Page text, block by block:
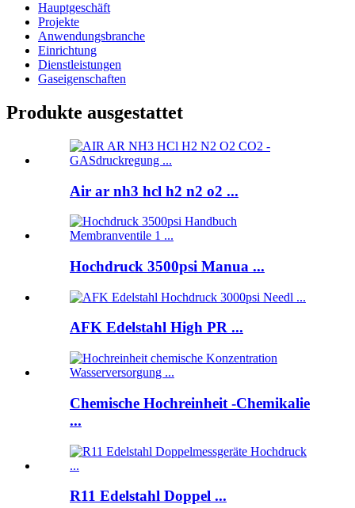
Hauptgeschäft
Projekte
Anwendungsbranche
Einrichtung
Dienstleistungen
Gaseigenschaften
Produkte ausgestattet
Air ar nh3 hcl h2 n2 o2 ...
Hochdruck 3500psi Manua ...
AFK Edelstahl High PR ...
Chemische Hochreinheit -Chemikalie
...
R11 Edelstahl Doppel ...